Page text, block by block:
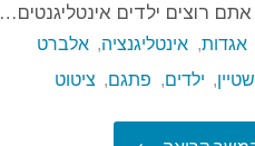
רוצים ילדים אינטליגנטים…
אגדות, אינטליגנציה, אלברט
, ילדים, פתגם, ציטוט